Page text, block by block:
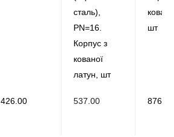
сталь),
PN=16.
Корпус з
кованої
латун, шт
шт
426.00 537.00 876.00